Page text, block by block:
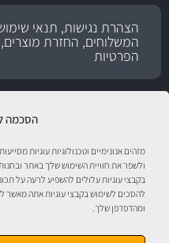
הסכמה
מזהים אנונימיים וטכנולוגיות עוגיות
ולשפר את חוויית השימוש שלך באתר
בקבצי עוגיות עלולים להשפיע לרעה על
להסכים לשימוש בקבצי עוגיות אתה מאשר
ומהדפדפן שלך.
הצהרת נגישות, תנאי
המשלוחים, החזרת
הפרטיות